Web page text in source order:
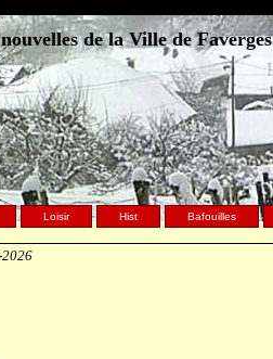
de la Ville de Faverges
Loisir Hist Bafouilles